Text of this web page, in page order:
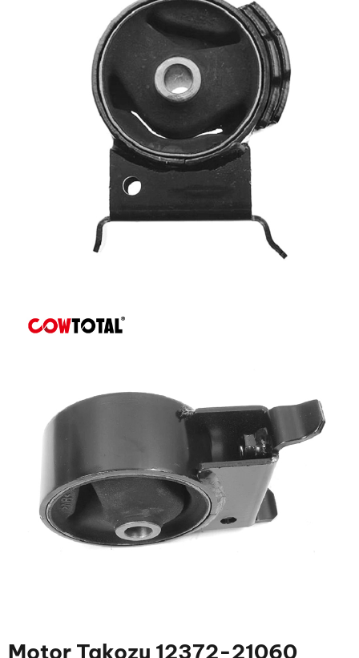
Motor Takozu 12372-21060